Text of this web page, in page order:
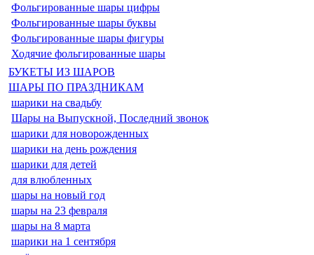
Фольгированные шары цифры
Фольгированные шары буквы
Фольгированные шары фигуры
Ходячие фольгированные шары
БУКЕТЫ ИЗ ШАРОВ
ШАРЫ ПО ПРАЗДНИКАМ
шарики на свадьбу
Шары на Выпускной, Последний звонок
шарики для новорожденных
шарики на день рождения
шарики для детей
для влюбленных
шары на новый год
шары на 23 февраля
шары на 8 марта
шарики на 1 сентября